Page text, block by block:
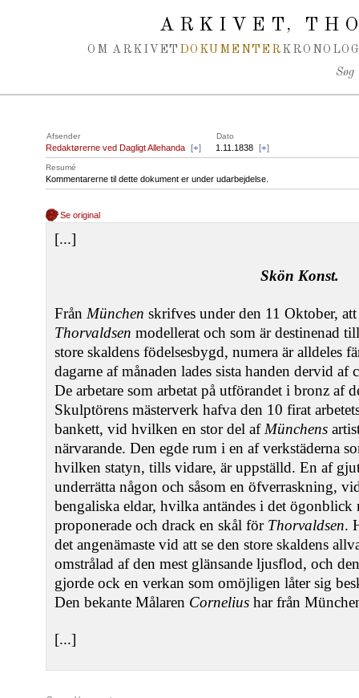
ARKIVET,
OM ARKIVET DOKUMENTER
Søg
Afsender Dato
Redaktørerne ved Dagligt Allehanda [+] 1.11.1838 [+]
Resumé
Kommentarerne til dette dokument er under udarbejdelse.
Se original
[...]
Skön Konst.
Från München skrifves under den 11 Oktober,
Thorvaldsen modellerat och som är destinenad
store skaldens födelsesbygd, numera är alldeles
dagarne af månaden lades sista handen dervid af
De arbetare som arbetat på utförandet i bronz af
Skulptörens mästerverk hafva den 10 firat
bankett, vid hvilken en stor del af Münchens
närvarande. Den egde rum i en af verkstäderna
hvilken statyn, tills vidare, är uppställd. En af
underrätta någon och såsom en öfverraskning,
bengaliska eldar, hvilka antändes i det ögonblick
proponerade och drack en skål för Thorvaldsen.
det angenämaste vid att se den store skaldens
omstrålad af den mest glänsande ljusflod, och
gjorde ock en verkan som omöjligen låter sig
Den bekante Målaren Cornelius har från
[...]